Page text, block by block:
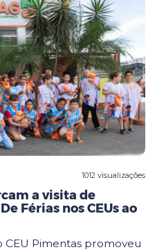
1012 visualizações
a visita de
Férias nos CEUs ao
CEU Pimentas promoveu